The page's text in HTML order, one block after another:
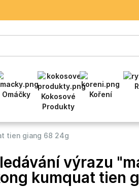
výrazu
kumquat tien
tien giang 68 24g
Omáčky
Kokosové
Produkty
Koření